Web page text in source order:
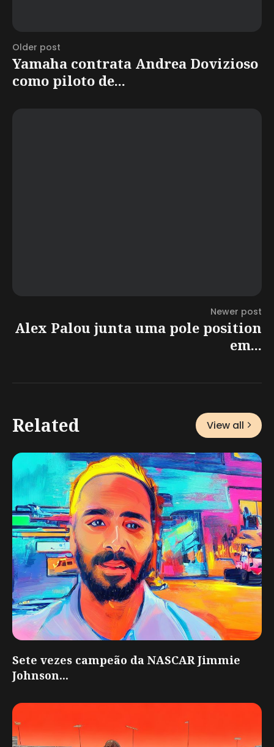
Older post
Yamaha contrata Andrea Dovizioso
como piloto de...
Newer post
Alex Palou junta uma pole position
em...
Related View all
Sete vezes campeão da NASCAR Jimmie
Johnson...